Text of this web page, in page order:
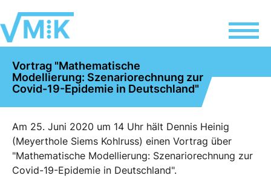
Vortrag "Mathematische
Modellierung: Szenariorechnung zur
Covid-19-Epidemie in Deutschland"
Am 25. Juni 2020 um 14 Uhr hält Dennis Heinig
(Meyerthole Siems Kohlruss) einen Vortrag über
"Mathematische Modellierung: Szenariorechnung zur
Covid-19-Epidemie in Deutschland".